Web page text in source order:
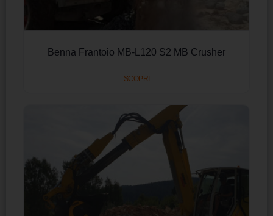
Benna Frantoio MB-L120 S2 MB Crusher
SCOPRI